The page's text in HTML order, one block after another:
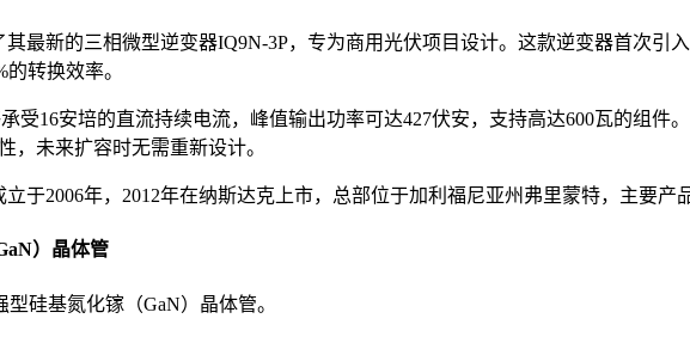
其最新的三相微型逆变器IQ9N-3P，专为商用光伏项目设计。这款逆变器首次引
转换效率。
受16安培的直流持续电流，峰值输出功率可达427伏安，支持高达600瓦的组件
，未来扩容时无需重新设计。
立于2006年，2012年在纳斯达克上市，总部位于加利福尼亚州弗里蒙特，主要
）晶体管
硅基氮化镓（GaN）晶体管。